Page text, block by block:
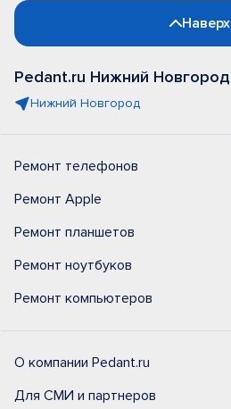
Наверх
Pedant.ru Нижний Новгород
Нижний Новгород
Ремонт телефонов
Ремонт Apple
Ремонт планшетов
Ремонт ноутбуков
Ремонт компьютеров
О компании Pedant.ru
Для СМИ и партнеров